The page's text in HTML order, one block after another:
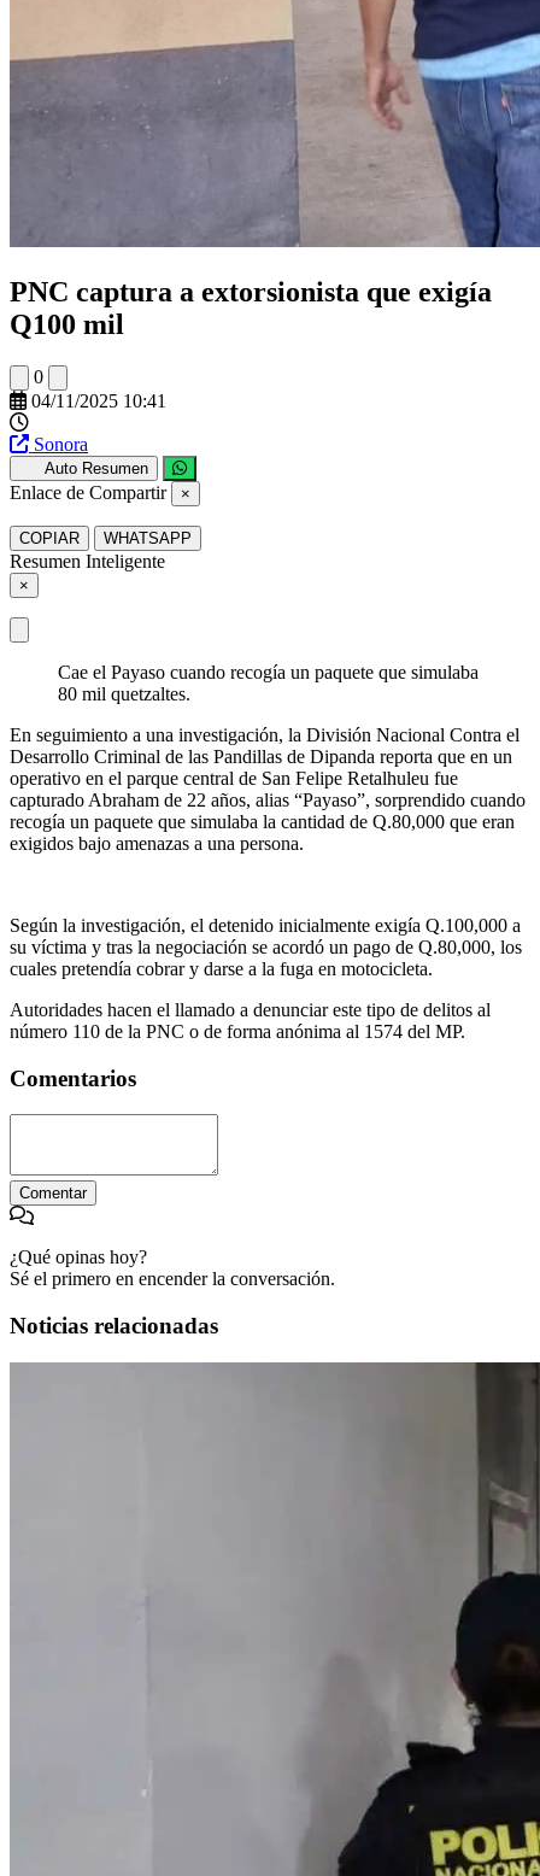
PNC captura a extorsionista que exigía
Q100 mil
0
04/11/2025 10:41
Sonora
Auto Resumen
Enlace de Compartir ×
COPIAR WHATSAPP
Resumen Inteligente
×
Cae el Payaso cuando recogía un paquete que simulaba
80 mil quetzaltes.
En seguimiento a una investigación, la División Nacional Contra el
Desarrollo Criminal de las Pandillas de Dipanda reporta que en un
operativo en el parque central de San Felipe Retalhuleu fue
capturado Abraham de 22 años, alias “Payaso”, sorprendido cuando
recogía un paquete que simulaba la cantidad de Q.80,000 que eran
exigidos bajo amenazas a una persona.
Según la investigación, el detenido inicialmente exigía Q.100,000 a
su víctima y tras la negociación se acordó un pago de Q.80,000, los
cuales pretendía cobrar y darse a la fuga en motocicleta.
Autoridades hacen el llamado a denunciar este tipo de delitos al
número 110 de la PNC o de forma anónima al 1574 del MP.
Comentarios
Comentar
¿Qué opinas hoy?
Sé el primero en encender la conversación.
Noticias relacionadas